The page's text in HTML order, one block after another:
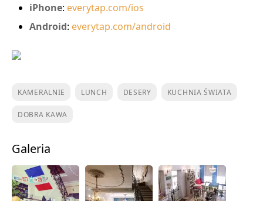
iPhone: everytap.com/ios
Android: everytap.com/android
KAMERALNIE LUNCH DESERY KUCHNIA ŚWIATA
DOBRA KAWA
Galeria